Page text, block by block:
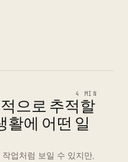
4 MIN
으로 추적할
활에 어떤 일
업처럼 보일 수 있지만,